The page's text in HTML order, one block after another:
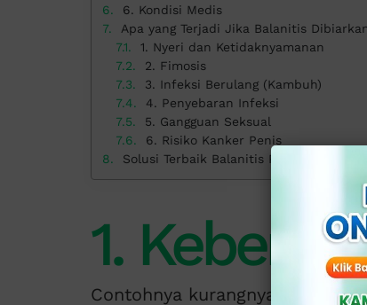
6. Kondisi Medis
Apa yang Terjadi Jika Balanitis
1. Nyeri dan Ketidaknyamanan
2. Fimosis
3. Infeksi Berulang (Kambuh)
4. Penyebaran Infeksi
5. Gangguan Seksual
6. Risiko Kanker Penis
Solusi Terbaik Balanitis Pria di Klinik
1.
Contohnya kurangnya